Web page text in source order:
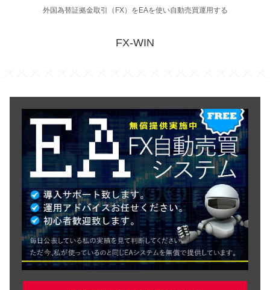
外国為替証拠金取引（FX）をEAを使い自動売買運用する
FX-WIN